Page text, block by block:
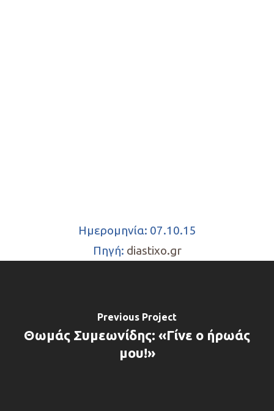
Ημερομηνία: 07.10.15
Πηγή: diastixo.gr
Previous Project
Θωμάς Συμεωνίδης: «Γίνε ο ήρωάς
μου!»